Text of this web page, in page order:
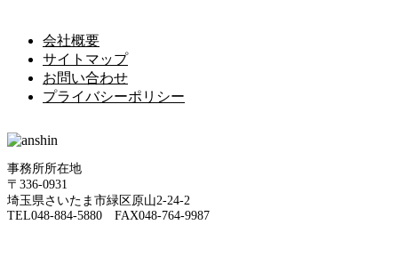
会社概要
サイトマップ
お問い合わせ
プライバシーポリシー
事務所所在地
〒336-0931
埼玉県さいたま市緑区原山2-24-2
TEL048-884-5880 FAX048-764-9987